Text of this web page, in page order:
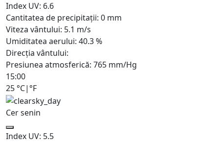
Index UV: 6.6
Cantitatea de precipitații: 0 mm
Viteza vântului: 5.1 m/s
Umiditatea aerului: 40.3%
Direcția vântului:
Presiunea atmosferică: 765 mm/Hg
15:00
25 °C| °F
Cer senin
Index UV: 5.5